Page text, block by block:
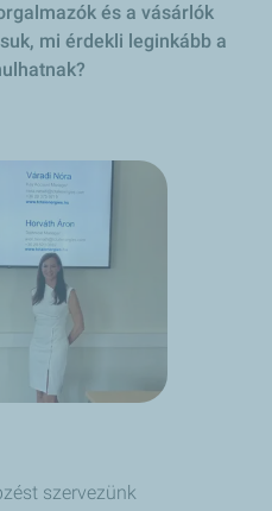
és a vásárlók
mi érdekli leginkább a
szervezünk